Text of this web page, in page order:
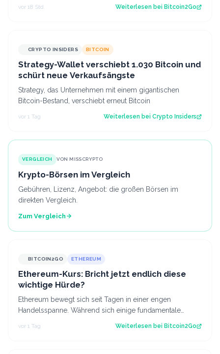
vor 18 Std. Weiterlesen bei Bitcoin2Go
CRYPTO INSIDERS BITCOIN
Strategy-Wallet verschiebt 1.030 Bitcoin und
schürt neue Verkaufsängste
Strategy, das Unternehmen mit einem gigantischen
Bitcoin-Bestand, verschiebt erneut Bitcoin
vor 1 Tag Weiterlesen bei Crypto Insiders
VERGLEICH VON MISSCRYPTO
Krypto-Börsen im Vergleich
Gebühren, Lizenz, Angebot: die großen Börsen im
direkten Vergleich.
Zum Vergleich
BITCOIN2GO ETHEREUM
Ethereum-Kurs: Bricht jetzt endlich diese
wichtige Hürde?
Ethereum bewegt sich seit Tagen in einer engen
Handelsspanne. Während sich einige fundamentale
vor 1 Tag Weiterlesen bei Bitcoin2Go